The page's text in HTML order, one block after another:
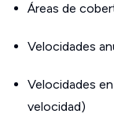
Áreas de
Velocidades
Velocidades
velocidad)